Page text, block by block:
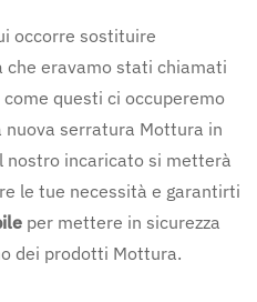
occorre sostituire
eravamo stati chiamati
questi ci occuperemo
serratura Mottura in
nostro incaricato si metterà
le tue necessità e garantirti
per mettere in sicurezza
dei prodotti Mottura.